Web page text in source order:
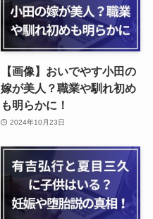
【画像】おいでやす小田の
嫁が美人？職業や馴れ初め
も明らかに！
2024年10月23日